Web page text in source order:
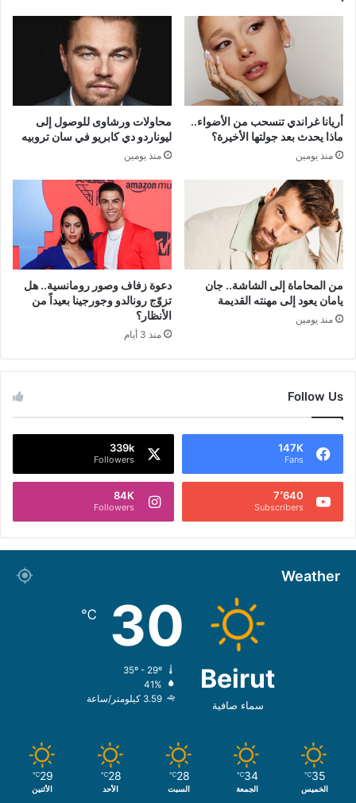
أريانا غراندي تنسحب من الأضواء..
ماذا يحدث بعد جولتها الأخيرة؟
منذ يومين
محاولات ورشاوى للوصول إلى
ليوناردو دي كابريو في سان تروبيه
منذ يومين
من المحاماة إلى الشاشة.. جان
يامان يعود إلى مهنته القديمة
منذ يومين
دعوة زفاف وصور رومانسية.. هل
تزوّج رونالدو وجورجينا بعيداً من
الأنظار؟
منذ 3 أيام
Follow Us
147K
Fans
339k
Followers
7٬640
Subscribers
84K
Followers
Weather
Beirut
سماء صافية
30
℃
41%
3.59 كيلومتر/ساعة
35
℃
الخميس
34
℃
الجمعة
28
℃
السبت
28
℃
الأحد
29
℃
الأثنين